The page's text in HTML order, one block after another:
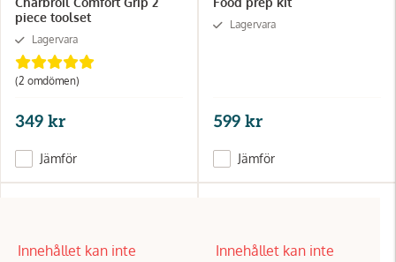
piece toolset
Lagervara
(2 omdömen)
349 kr
Jämför
Lagervara
599 kr
Jämför
Innehållet kan inte
Innehållet kan inte